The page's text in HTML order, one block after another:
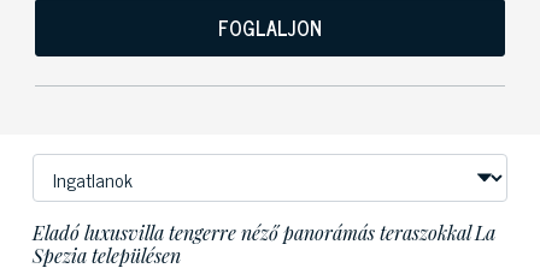
FOGLALJON
Eladó luxusvilla tengerre néző panorámás teraszokkal La
Spezia településen